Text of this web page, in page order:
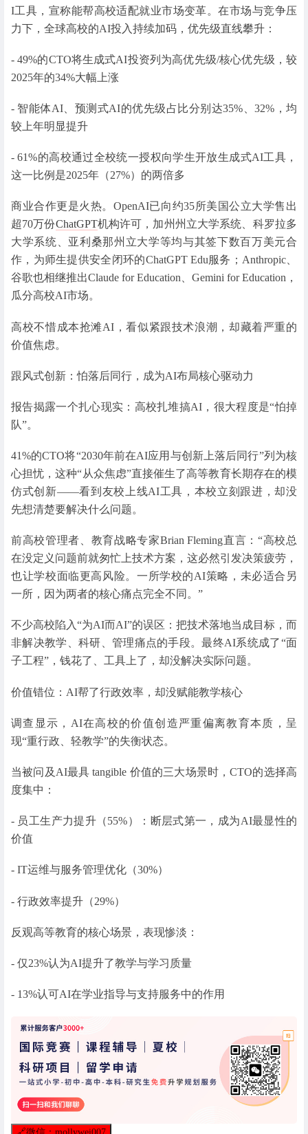
I工具，宣称能帮高校适配就业市场变革。在市场与竞争压
力下，全球高校的AI投入持续加码，优先级直线攀升：
- 49%的CTO将生成式AI投资列为高优先级/核心优先级，较
2025年的34%大幅上涨
- 智能体AI、预测式AI的优先级占比分别达35%、32%，均
较上年明显提升
- 61%的高校通过全校统一授权向学生开放生成式AI工具，
这一比例是2025年（27%）的两倍多
商业合作更是火热。OpenAI已向约35所美国公立大学售出
超70万份ChatGPT机构许可，加州州立大学系统、科罗拉多
大学系统、亚利桑那州立大学等均与其签下数百万美元合
作，为师生提供安全闭环的ChatGPT Edu服务；Anthropic、
谷歌也相继推出Claude for Education、Gemini for Education，
瓜分高校AI市场。
高校不惜成本抢滩AI，看似紧跟技术浪潮，却藏着严重的
价值焦虑。
跟风式创新：怕落后同行，成为AI布局核心驱动力
报告揭露一个扎心现实：高校扎堆搞AI，很大程度是“怕掉
队”。
41%的CTO将“2030年前在AI应用与创新上落后同行”列为核
心担忧，这种“从众焦虑”直接催生了高等教育长期存在的模
仿式创新——看到友校上线AI工具，本校立刻跟进，却没
先想清楚要解决什么问题。
前高校管理者、教育战略专家Brian Fleming直言：“高校总
在没定义问题前就匆忙上技术方案，这必然引发决策疲劳，
也让学校面临更高风险。一所学校的AI策略，未必适合另
一所，因为两者的核心痛点完全不同。”
不少高校陷入“为AI而AI”的误区：把技术落地当成目标，而
非解决教学、科研、管理痛点的手段。最终AI系统成了“面
子工程”，钱花了、工具上了，却没解决实际问题。
价值错位：AI帮了行政效率，却没赋能教学核心
调查显示，AI在高校的价值创造严重偏离教育本质，呈
现“重行政、轻教学”的失衡状态。
当被问及AI最具 tangible 价值的三大场景时，CTO的选择高
度集中：
- 员工生产力提升（55%）：断层式第一，成为AI最显性的
价值
- IT运维与服务管理优化（30%）
- 行政效率提升（29%）
反观高等教育的核心场景，表现惨淡：
- 仅23%认为AI提升了教学与学习质量
- 13%认可AI在学业指导与支持服务中的作用